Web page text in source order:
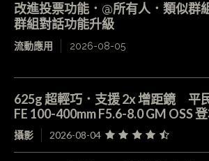
改進投票功能．@所有人．類似
群組對話功能升級
流動應用 2026-08-05
625g 超輕巧．支援 2x 增距鏡 平
FE 100-400mm F5.6-8.0 GM OSS
攝影 2026-08-04